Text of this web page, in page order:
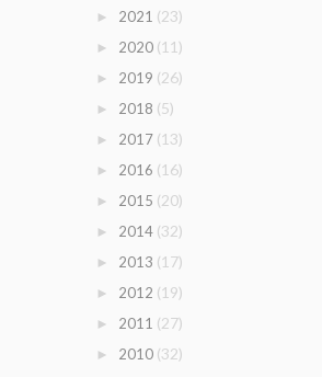
► 2021 (23)
► 2020 (11)
► 2019 (26)
► 2018 (5)
► 2017 (13)
► 2016 (16)
► 2015 (20)
► 2014 (32)
► 2013 (17)
► 2012 (19)
► 2011 (27)
► 2010 (32)